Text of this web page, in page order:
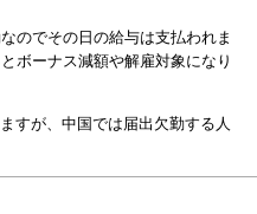
のでその日の給与は支払われま
ボーナス減額や解雇対象になり
すが、中国では届出欠勤する人